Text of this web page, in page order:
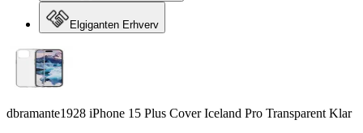
Elgiganten Erhverv
dbramante1928 iPhone 15 Plus Cover Iceland Pro Transparent Klar